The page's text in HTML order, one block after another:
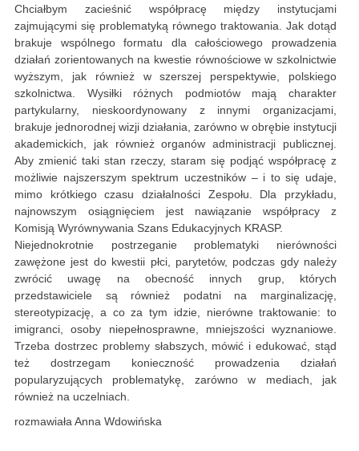
Chciałbym zacieśnić współpracę między instytucjami
zajmującymi się problematyką równego traktowania. Jak dotąd
brakuje wspólnego formatu dla całościowego prowadzenia
działań zorientowanych na kwestie równościowe w szkolnictwie
wyższym, jak również w szerszej perspektywie, polskiego
szkolnictwa. Wysiłki różnych podmiotów mają charakter
partykularny, nieskoordynowany z innymi organizacjami,
brakuje jednorodnej wizji działania, zarówno w obrębie instytucji
akademickich, jak również organów administracji publicznej.
Aby zmienić taki stan rzeczy, staram się podjąć współpracę z
możliwie najszerszym spektrum uczestników – i to się udaje,
mimo krótkiego czasu działalności Zespołu. Dla przykładu,
najnowszym osiągnięciem jest nawiązanie współpracy z
Komisją Wyrównywania Szans Edukacyjnych KRASP.
Niejednokrotnie postrzeganie problematyki nierówności
zawężone jest do kwestii płci, parytetów, podczas gdy należy
zwrócić uwagę na obecność innych grup, których
przedstawiciele są również podatni na marginalizację,
stereotypizację, a co za tym idzie, nierówne traktowanie: to
imigranci, osoby niepełnosprawne, mniejszości wyznaniowe.
Trzeba dostrzec problemy słabszych, mówić i edukować, stąd
też dostrzegam konieczność prowadzenia działań
popularyzujących problematykę, zarówno w mediach, jak
również na uczelniach.
rozmawiała Anna Wdowińska